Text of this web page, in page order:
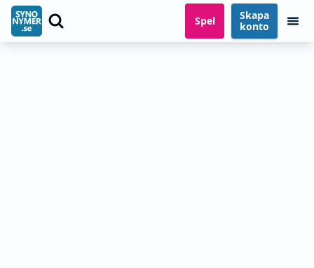
Spel
Skapa
konto